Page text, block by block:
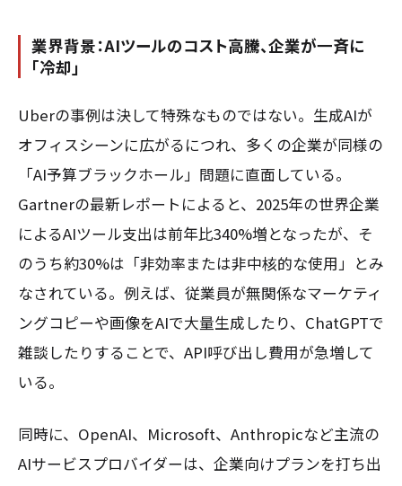
業界背景：AIツールのコスト高騰、企業が一斉に
「冷却」
Uberの事例は決して特殊なものではない。生成AIが
オフィスシーンに広がるにつれ、多くの企業が同様の
「AI予算ブラックホール」問題に直面している。
Gartnerの最新レポートによると、2025年の世界企業
によるAIツール支出は前年比340%増となったが、そ
のうち約30%は「非効率または非中核的な使用」とみ
なされている。例えば、従業員が無関係なマーケティ
ングコピーや画像をAIで大量生成したり、ChatGPTで
雑談したりすることで、API呼び出し費用が急増して
いる。
同時に、OpenAI、Microsoft、Anthropicなど主流の
AIサービスプロバイダーは、企業向けプランを打ち出